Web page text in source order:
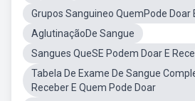
Grupos Sanguineo QuemPode Doar
AglutinaçãoDe Sangue
Sangues QueSE Podem Doar E
Tabela De Exame De Sangue
Receber E Quem Pode Doar